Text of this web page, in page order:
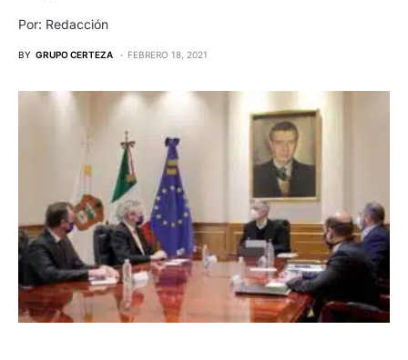
Por: Redacción
BY GRUPO CERTEZA FEBRERO 18, 2021